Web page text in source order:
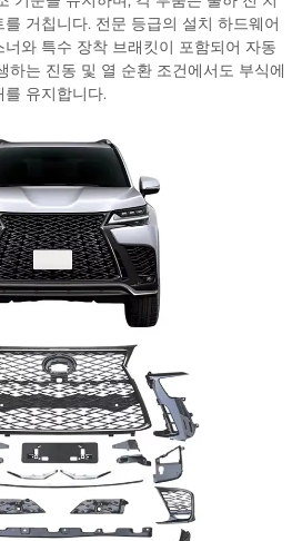
거칩니다. 전문 등급의 설치 하드웨어
와 특수 장착 브래킷이 포함되어 자동
하는 진동 및 열 순환 조건에서도 부식에
유지합니다.